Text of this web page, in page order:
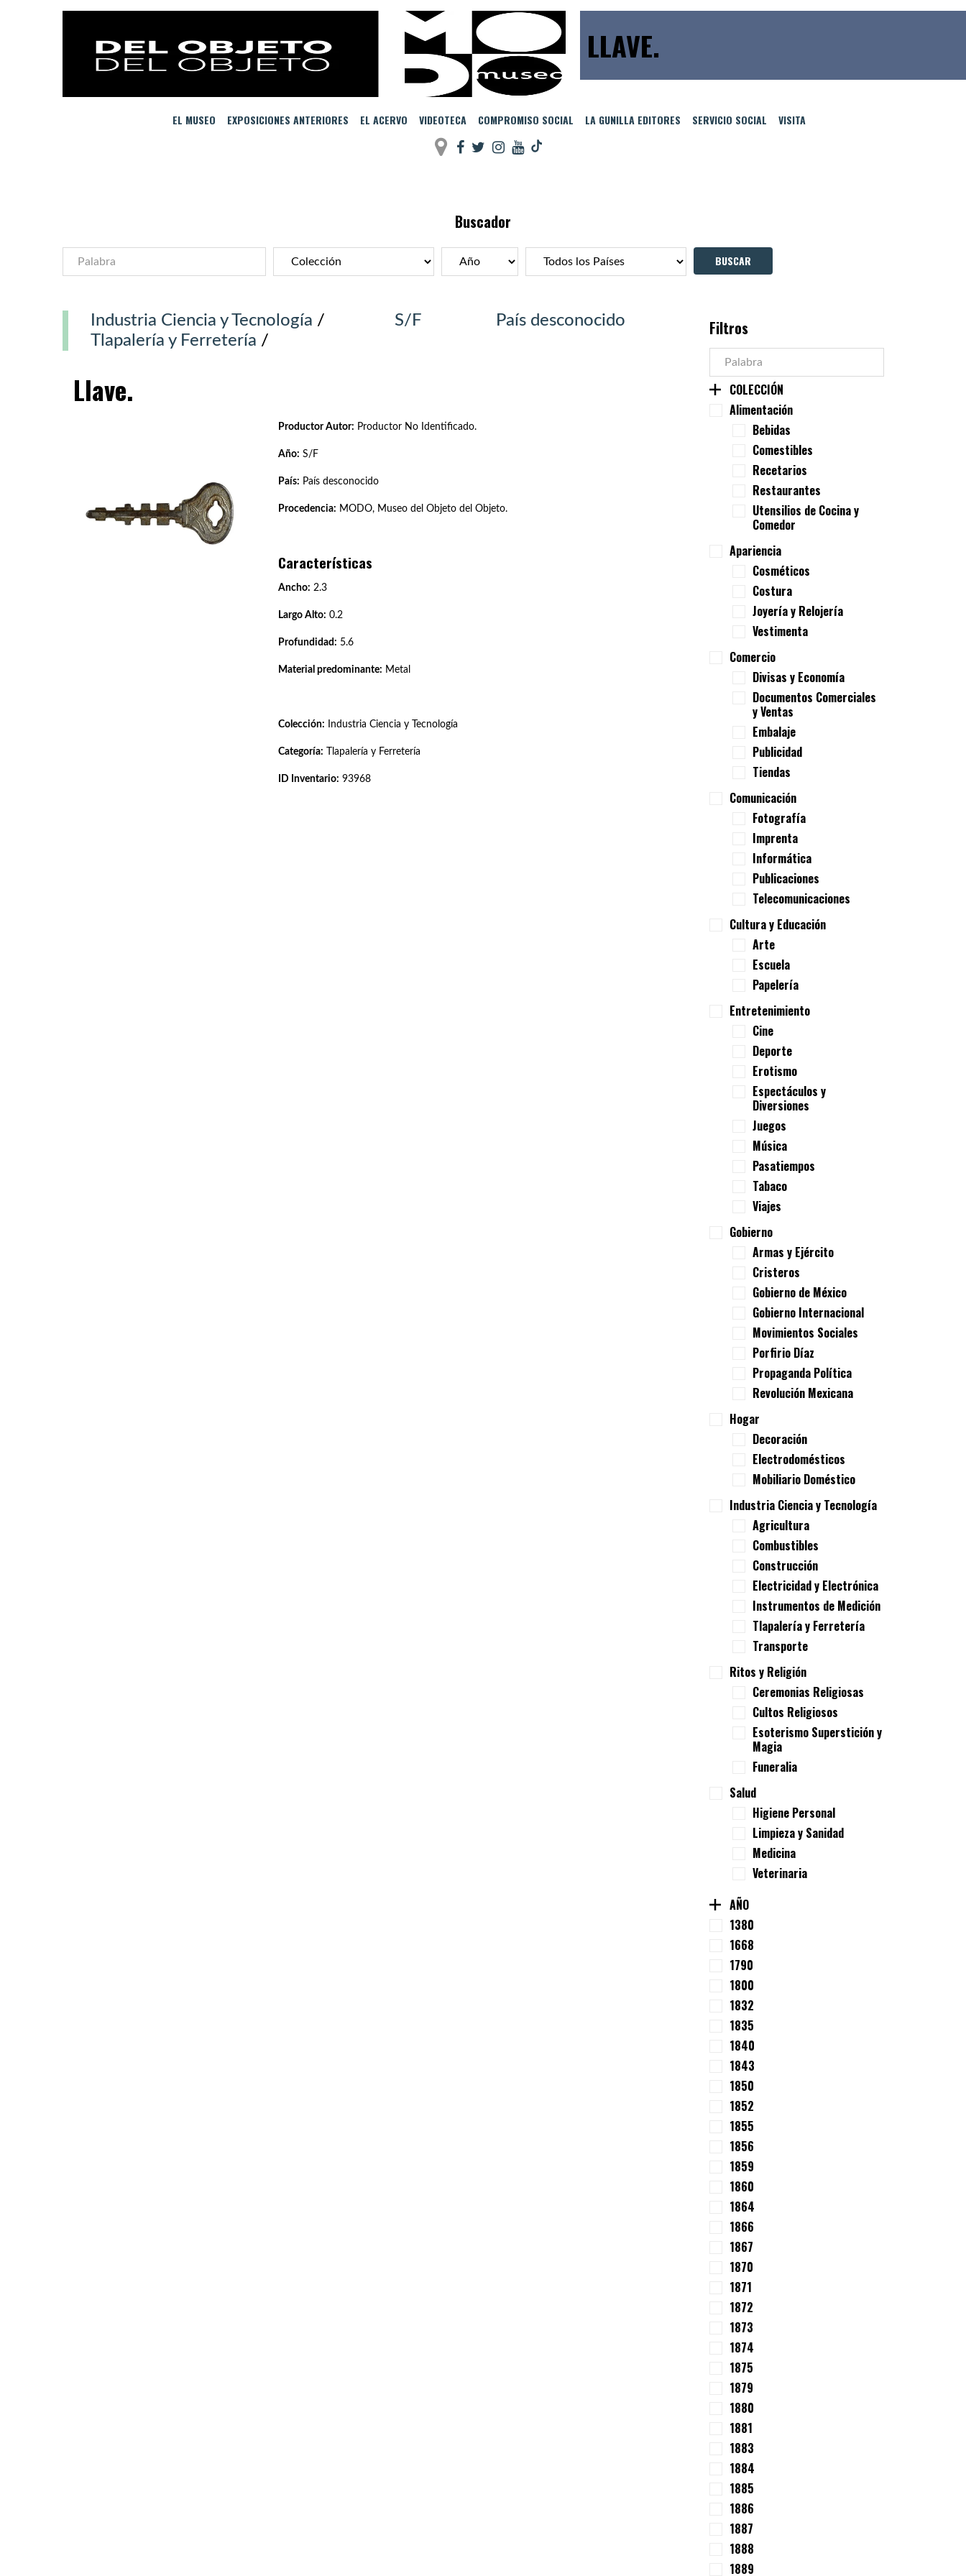
LLAVE.
EL MUSEO EXPOSICIONES ANTERIORES EL ACERVO VIDEOTECA COMPROMISO SOCIAL LA GUNILLA EDITORES SERVICIO SOCIAL VISITA
Buscador
Industria Ciencia y Tecnología /
Tlapalería y Ferretería /
S/F País desconocido
Llave.
Productor Autor: Productor No Identificado.
Año: S/F
País: País desconocido
Procedencia: MODO, Museo del Objeto del Objeto.
Características
Ancho: 2.3
Largo Alto: 0.2
Profundidad: 5.6
Material predominante: Metal
Colección: Industria Ciencia y Tecnología
Categoría: Tlapalería y Ferretería
ID Inventario: 93968
Filtros
COLECCIÓN
Alimentación
Bebidas
Comestibles
Recetarios
Restaurantes
Utensilios de Cocina y
Comedor
Apariencia
Cosméticos
Costura
Joyería y Relojería
Vestimenta
Comercio
Divisas y Economía
Documentos Comerciales
y Ventas
Embalaje
Publicidad
Tiendas
Comunicación
Fotografía
Imprenta
Informática
Publicaciones
Telecomunicaciones
Cultura y Educación
Arte
Escuela
Papelería
Entretenimiento
Cine
Deporte
Erotismo
Espectáculos y
Diversiones
Juegos
Música
Pasatiempos
Tabaco
Viajes
Gobierno
Armas y Ejército
Cristeros
Gobierno de México
Gobierno Internacional
Movimientos Sociales
Porfirio Díaz
Propaganda Política
Revolución Mexicana
Hogar
Decoración
Electrodomésticos
Mobiliario Doméstico
Industria Ciencia y Tecnología
Agricultura
Combustibles
Construcción
Electricidad y Electrónica
Instrumentos de Medición
Tlapalería y Ferretería
Transporte
Ritos y Religión
Ceremonias Religiosas
Cultos Religiosos
Esoterismo Superstición y
Magia
Funeralia
Salud
Higiene Personal
Limpieza y Sanidad
Medicina
Veterinaria
AÑO
1380
1668
1790
1800
1832
1835
1840
1843
1850
1852
1855
1856
1859
1860
1864
1866
1867
1870
1871
1872
1873
1874
1875
1879
1880
1881
1883
1884
1885
1886
1887
1888
1889